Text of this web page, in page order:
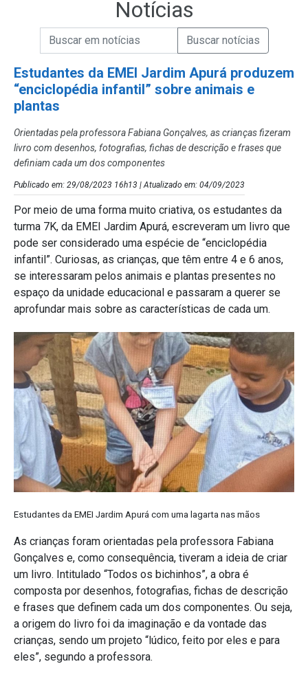
Notícias
Campo de Busca de Notícias
Campo de Busca de informaçõesEnviar a Busca de Notícias
Estudantes da EMEI Jardim Apurá produzem
“enciclopédia infantil” sobre animais e
plantas
Orientadas pela professora Fabiana Gonçalves, as crianças fizeram
livro com desenhos, fotografias, fichas de descrição e frases que
definiam cada um dos componentes
Publicado em: 29/08/2023 16h13 | Atualizado em: 04/09/2023
Por meio de uma forma muito criativa, os estudantes da
turma 7K, da EMEI Jardim Apurá, escreveram um livro que
pode ser considerado uma espécie de “enciclopédia
infantil”. Curiosas, as crianças, que têm entre 4 e 6 anos,
se interessaram pelos animais e plantas presentes no
espaço da unidade educacional e passaram a querer se
aprofundar mais sobre as características de cada um.
Estudantes da EMEI Jardim Apurá com uma lagarta nas mãos
As crianças foram orientadas pela professora Fabiana
Gonçalves e, como consequência, tiveram a ideia de criar
um livro. Intitulado “Todos os bichinhos”, a obra é
composta por desenhos, fotografias, fichas de descrição
e frases que definem cada um dos componentes. Ou seja,
a origem do livro foi da imaginação e da vontade das
crianças, sendo um projeto “lúdico, feito por eles e para
eles”, segundo a professora.